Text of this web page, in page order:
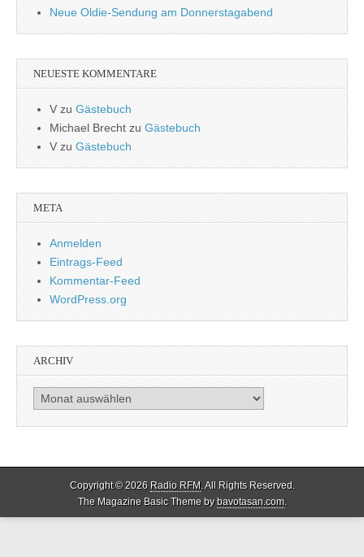
Neue Oldie-Sendung am Donnerstagabend
NEUESTE KOMMENTARE
V zu Gästebuch
Michael Brecht zu Gästebuch
Vzu Gästebuch
META
Anmelden
Eintrags-Feed
Kommentar-Feed
WordPress.org
ARCHIV
Archiv
Copyright © 2026 Radio RFM. All Rights Reserved.
The Magazine Basic Theme bybavotasan.com.